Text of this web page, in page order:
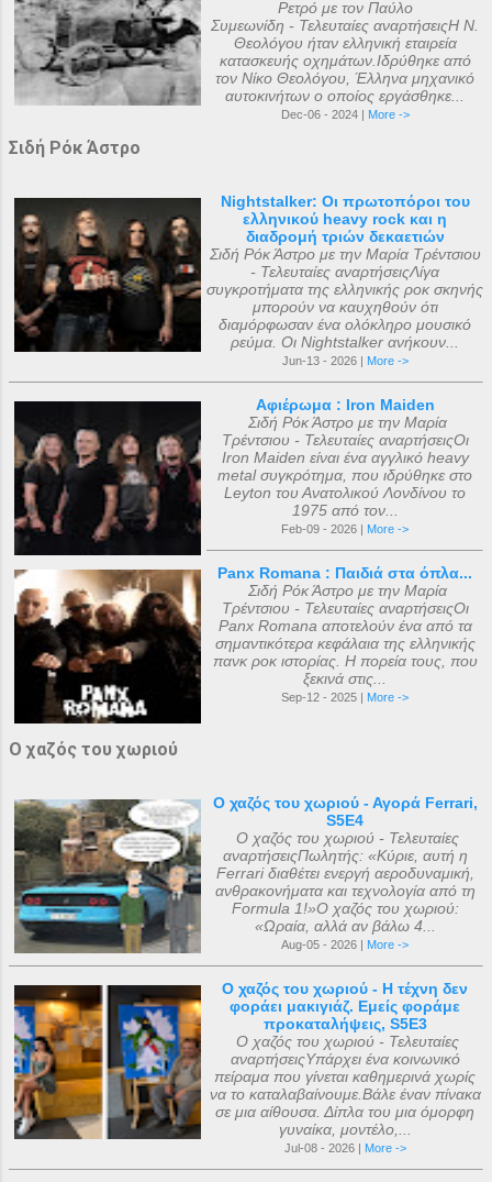
Ρετρό με τον Παύλο
Συμεωνίδη - Τελευταίες αναρτήσειςΗ Ν.
Θεολόγου ήταν ελληνική εταιρεία
κατασκευής οχημάτων.Ιδρύθηκε από
τον Νίκο Θεολόγου, Έλληνα μηχανικό
αυτοκινήτων ο οποίος εργάσθηκε...
Dec-06 - 2024 | More ->
Σιδή Ρόκ Άστρο
Nightstalker: Οι πρωτοπόροι του
ελληνικού heavy rock και η
διαδρομή τριών δεκαετιών
Σιδή Ρόκ Άστρο με την Μαρία Τρέντσιου
- Τελευταίες αναρτήσειςΛίγα
συγκροτήματα της ελληνικής ροκ σκηνής
μπορούν να καυχηθούν ότι
διαμόρφωσαν ένα ολόκληρο μουσικό
ρεύμα. Οι Nightstalker ανήκουν...
Jun-13 - 2026 | More ->
Αφιέρωμα : Iron Maiden
Σιδή Ρόκ Άστρο με την Μαρία
Τρέντσιου - Τελευταίες αναρτήσειςΟι
Iron Maiden είναι ένα αγγλικό heavy
metal συγκρότημα, που ιδρύθηκε στο
Leyton του Ανατολικού Λονδίνου το
1975 από τον...
Feb-09 - 2026 | More ->
Panx Romana : Παιδιά στα όπλα...
Σιδή Ρόκ Άστρο με την Μαρία
Τρέντσιου - Τελευταίες αναρτήσειςΟι
Panx Romana αποτελούν ένα από τα
σημαντικότερα κεφάλαια της ελληνικής
πανκ ροκ ιστορίας. Η πορεία τους, που
ξεκινά στις...
Sep-12 - 2025 | More ->
Ο χαζός του χωριού
Ο χαζός του χωριού - Αγορά Ferrari,
S5E4
Ο χαζός του χωριού - Τελευταίες
αναρτήσειςΠωλητής: «Κύριε, αυτή η
Ferrari διαθέτει ενεργή αεροδυναμική,
ανθρακονήματα και τεχνολογία από τη
Formula 1!»Ο χαζός του χωριού:
«Ωραία, αλλά αν βάλω 4...
Aug-05 - 2026 | More ->
Ο χαζός του χωριού - Η τέχνη δεν
φοράει μακιγιάζ. Εμείς φοράμε
προκαταλήψεις, S5E3
Ο χαζός του χωριού - Τελευταίες
αναρτήσειςΥπάρχει ένα κοινωνικό
πείραμα που γίνεται καθημερινά χωρίς
να το καταλαβαίνουμε.Βάλε έναν πίνακα
σε μια αίθουσα. Δίπλα του μια όμορφη
γυναίκα, μοντέλο,...
Jul-08 - 2026 | More ->